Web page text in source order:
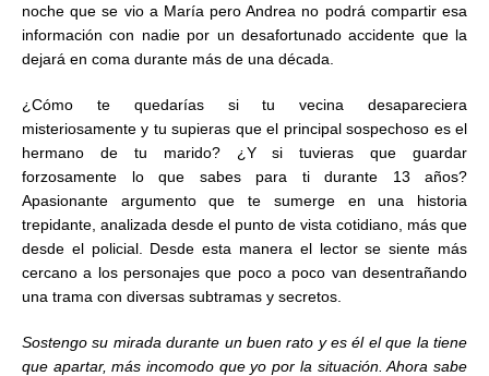
noche que se vio a María pero Andrea no podrá compartir esa
información con nadie por un desafortunado accidente que la
dejará en coma durante más de una década.
¿Cómo te quedarías si tu vecina desapareciera
misteriosamente y tu supieras que el principal sospechoso es el
hermano de tu marido? ¿Y si tuvieras que guardar
forzosamente lo que sabes para ti durante 13 años?
Apasionante argumento que te sumerge en una historia
trepidante, analizada desde el punto de vista cotidiano, más que
desde el policial. Desde esta manera el lector se siente más
cercano a los personajes que poco a poco van desentrañando
una trama con diversas subtramas y secretos.
Sostengo su mirada durante un buen rato y es él el que la tiene
que apartar, más incomodo que yo por la situación. Ahora sabe